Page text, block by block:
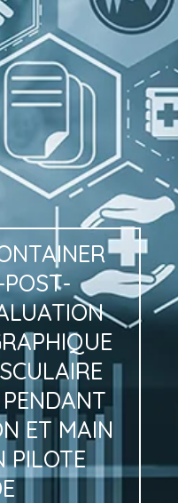
PENDANT
ET MAIN
PILOTE